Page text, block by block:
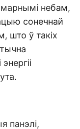
небам,
сонечнай
што ў такіх
панэлі,